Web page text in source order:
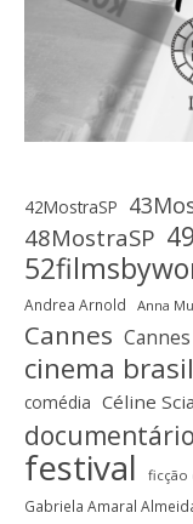
42MostraSP
48MostraSP
Andrea Arnold Anna
Cannes
cinema
comédia Céline
documentário
festival ficção
Gabriela Amaral